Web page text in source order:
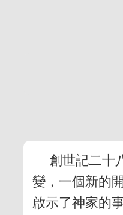
創世記二十
變，一個新的
啟示了神家的